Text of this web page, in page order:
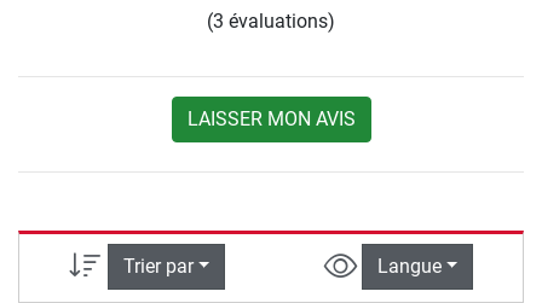
(3 évaluations)
LAISSER MON AVIS
Trier par Langue